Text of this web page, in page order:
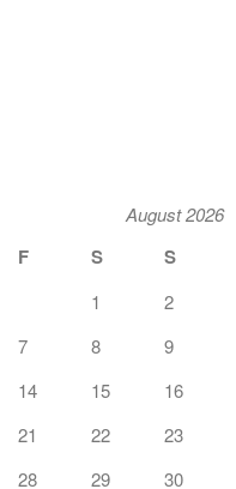
August 2026
F S S
1
2
7 8
9
14 15
16
21 22
23
28 29 30